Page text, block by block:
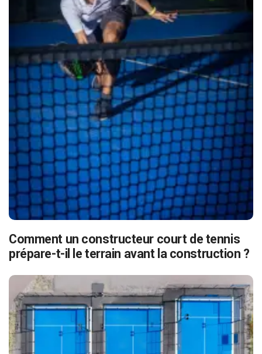
Comment un constructeur court de tennis
prépare-t-il le terrain avant la construction ?